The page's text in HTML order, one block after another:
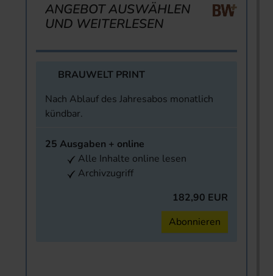
ANGEBOT AUSWÄHLEN
UND WEITERLESEN
BRAUWELT PRINT
Nach Ablauf des Jahresabos monatlich
kündbar.
25 Ausgaben + online
Alle Inhalte online lesen
Archivzugriff
182,90 EUR
Abonnieren